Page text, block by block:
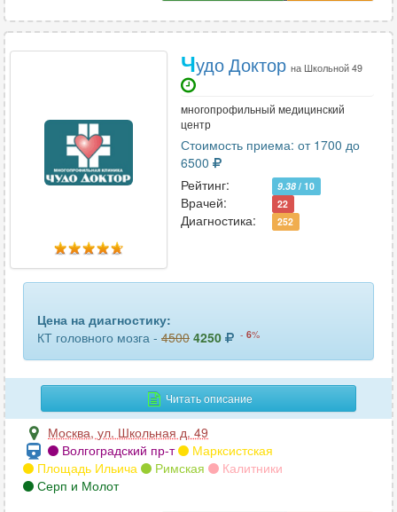
Чудо Доктор на Школьной 49
многопрофильный медицинский
центр
Стоимость приема: от 1700 до
6500
Рейтинг:
9.38 / 10
Врачей: 22
Диагностика: 252
Цена на диагностику:
КТ головного мозга - 4500 4250 - 6%
Читать описание
Москва, ул. Школьная д. 49
Волгоградский пр-т
Марксистская
Площадь Ильича
Римская
Калитники
Серп и Молот